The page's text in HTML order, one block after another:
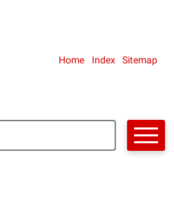
Home Index Sitemap
Suche